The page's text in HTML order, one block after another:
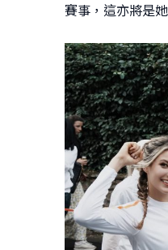
賽事，這亦將是